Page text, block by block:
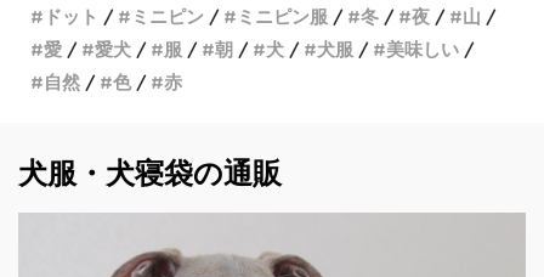
ドット
ミニピン ミニピン服 冬 夜
山
愛
愛犬 服 朝 犬 犬服
美味しい
自然
色 赤
犬服・犬寝袋の通販